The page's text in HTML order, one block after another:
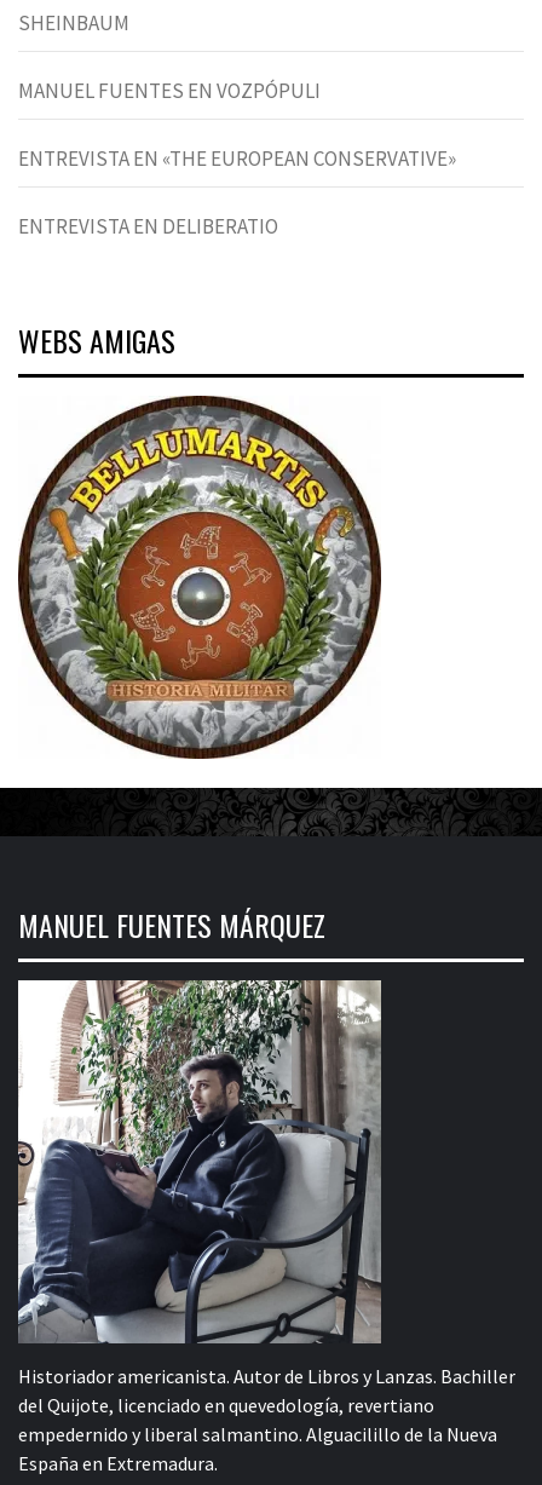
SHEINBAUM
MANUEL FUENTES EN VOZPÓPULI
ENTREVISTA EN «THE EUROPEAN CONSERVATIVE»
ENTREVISTA EN DELIBERATIO
WEBS AMIGAS
MANUEL FUENTES MÁRQUEZ
Historiador americanista. Autor de Libros y Lanzas. Bachiller
del Quijote, licenciado en quevedología, revertiano
empedernido y liberal salmantino. Alguacilillo de la Nueva
España en Extremadura.